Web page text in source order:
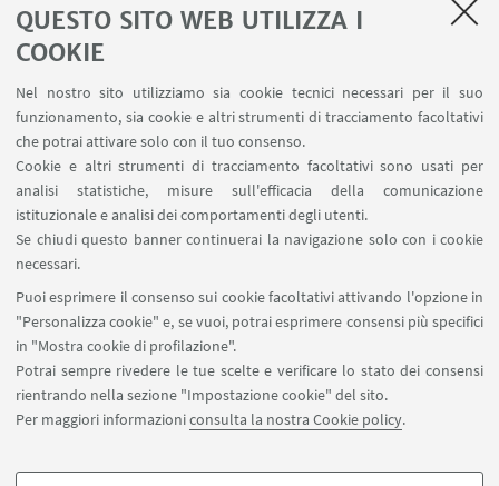
QUESTO SITO WEB UTILIZZA I
COOKIE
Nel nostro sito utilizziamo sia cookie tecnici necessari per il suo
funzionamento, sia cookie e altri strumenti di tracciamento facoltativi
che potrai attivare solo con il tuo consenso.
Cookie e altri strumenti di tracciamento facoltativi sono usati per
analisi statistiche, misure sull'efficacia della comunicazione
istituzionale e analisi dei comportamenti degli utenti.
Se chiudi questo banner continuerai la navigazione solo con i cookie
necessari.
Puoi esprimere il consenso sui cookie facoltativi attivando l'opzione in
"Personalizza cookie" e, se vuoi, potrai esprimere consensi più specifici
in "Mostra cookie di profilazione".
Potrai sempre rivedere le tue scelte e verificare lo stato dei consensi
rientrando nella sezione "Impostazione cookie" del sito.
Per maggiori informazioniconsulta la nostra Cookie policy.
Journal of Cooperative Information Systems).
[Monografia/Trattato scientifico in forma di libro]
LINK UTILI
Area riservata
SEGUI UNIBO SU:
APP: